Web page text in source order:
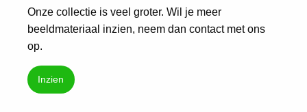
Onze collectie is veel groter. Wil je meer
beeldmateriaal inzien, neem dan contact met ons
op.
Inzien